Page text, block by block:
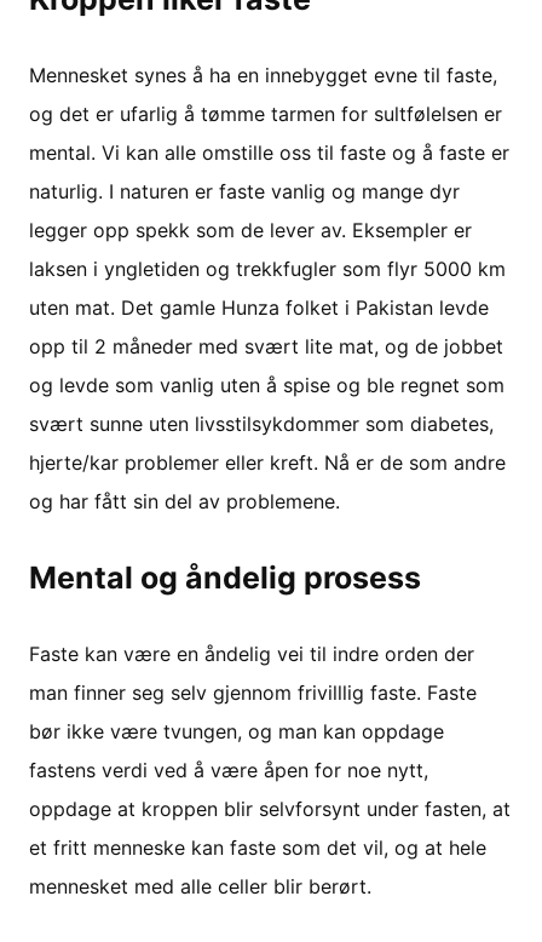
Mennesket synes å ha en innebygget evne til faste,
og det er ufarlig å tømme tarmen for sultfølelsen er
mental. Vi kan alle omstille oss til faste og å faste er
naturlig. I naturen er faste vanlig og mange dyr
legger opp spekk som de lever av. Eksempler er
laksen i yngletiden og trekkfugler som flyr 5000 km
uten mat. Det gamle Hunza folket i Pakistan levde
opp til 2 måneder med svært lite mat, og de jobbet
og levde som vanlig uten å spise og ble regnet som
svært sunne uten livsstilsykdommer som diabetes,
hjerte/kar problemer eller kreft. Nå er de som andre
og har fått sin del av problemene.
Mental og åndelig prosess
Faste kan være en åndelig vei til indre orden der
man finner seg selv gjennom frivilllig faste. Faste
bør ikke være tvungen, og man kan oppdage
fastens verdi ved å være åpen for noe nytt,
oppdage at kroppen blir selvforsynt under fasten, at
et fritt menneske kan faste som det vil, og at hele
mennesket med alle celler blir berørt.